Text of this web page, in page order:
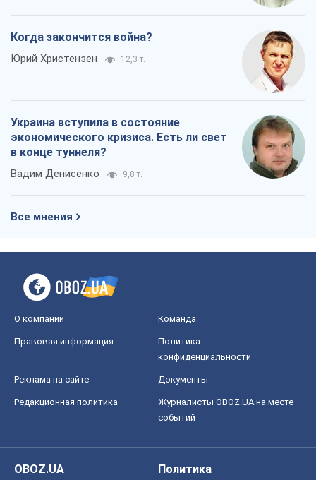
Когда закончится война?
Юрий Христензен 12,3 т.
Украина вступила в состояние
экономического кризиса. Есть ли свет
в конце туннеля?
Вадим Денисенко 9,8 т.
Все мнения
О компании Команда
Правовая информация
Политика
конфиденциальности
Реклама на сайте Документы
Редакционная политика
Журналисты OBOZ.UA на месте
событий
OBOZ.UA
Политика